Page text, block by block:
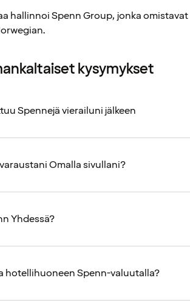
hallinnoi Spenn Group, jonka omistavat
kysymykset
Spennejä vierailuni jälkeen
Omalla sivullani?
Yhdessä?
hotellihuoneen Spenn-valuutalla?